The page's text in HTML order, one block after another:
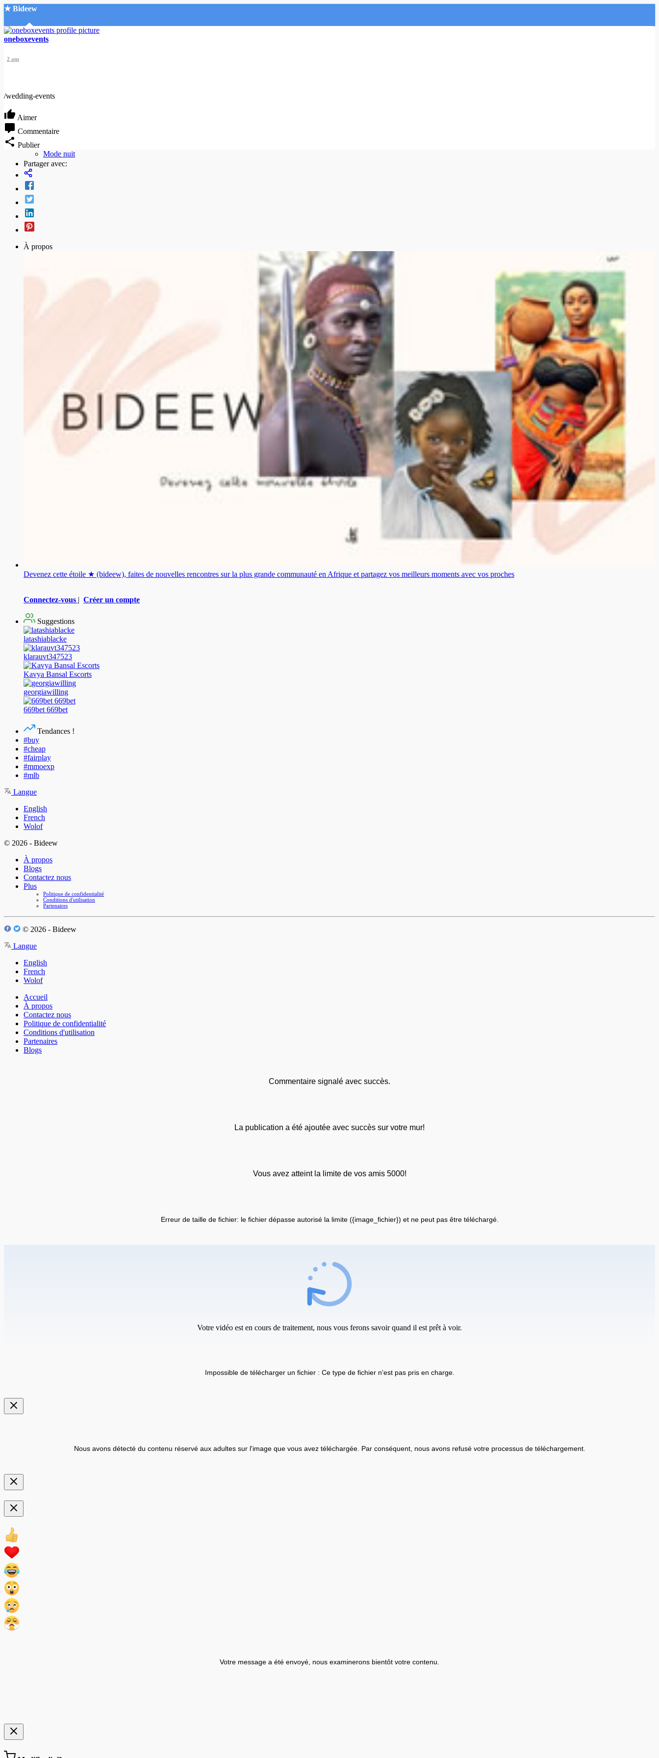
★ Bideew
Accueil
Mon compte
Connexion
Mode nuit
oneboxevents
2 ans
/wedding-events
Aimer
Commentaire
Publier
Partager avec:
À propos
Devenez cette étoile ★ (bideew), faites de nouvelles rencontres sur la plus grande communauté en Afrique et partagez vos meilleurs moments avec vos proches
Connectez-vous | Créer un compte
Suggestions
latashiablacke
klarauvt347523
Kavya Bansal Escorts
georgiawilling
669bet 669bet
Tendances !
#buy
#cheap
#fairplay
#mmoexp
#mlb
Langue
English
French
Wolof
© 2026 - Bideew
À propos
Blogs
Contactez nous
Plus
Politique de confidentialité
Conditions d'utilisation
Partenaires
© 2026 - Bideew
Langue
English
French
Wolof
Accueil
À propos
Contactez nous
Politique de confidentialité
Conditions d'utilisation
Partenaires
Blogs
Commentaire signalé avec succès.
La publication a été ajoutée avec succès sur votre mur!
Vous avez atteint la limite de vos amis 5000!
Erreur de taille de fichier: le fichier dépasse autorisé la limite ({image_fichier}) et ne peut pas être téléchargé.
Votre vidéo est en cours de traitement, nous vous ferons savoir quand il est prêt à voir.
Impossible de télécharger un fichier : Ce type de fichier n'est pas pris en charge.
Nous avons détecté du contenu réservé aux adultes sur l'image que vous avez téléchargée. Par conséquent, nous avons refusé votre processus de téléchargement.
Votre message a été envoyé, nous examinerons bientôt votre contenu.